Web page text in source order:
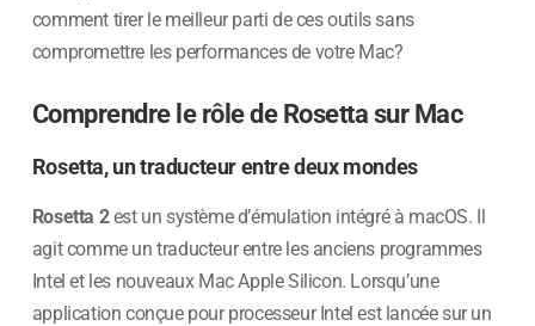
comment tirer le meilleur parti de ces outils sans
compromettre les performances de votre Mac?
Comprendre le rôle de Rosetta sur Mac
Rosetta, un traducteur entre deux mondes
Rosetta 2est un système d’émulation intégré à macOS. Il
agit comme un traducteur entre les anciens programmes
Intel et les nouveaux Mac Apple Silicon. Lorsqu’une
application conçue pour processeur Intel est lancée sur un